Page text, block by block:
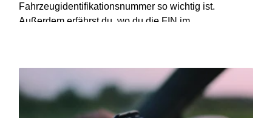
Fahrzeugidentifikationsnummer so wichtig ist.
Außerdem erfährst du, wo du die FIN im